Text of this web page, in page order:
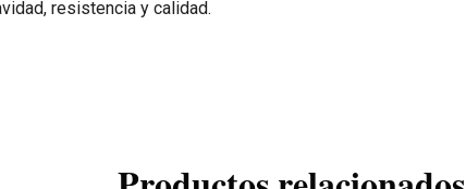
resistencia y calidad.